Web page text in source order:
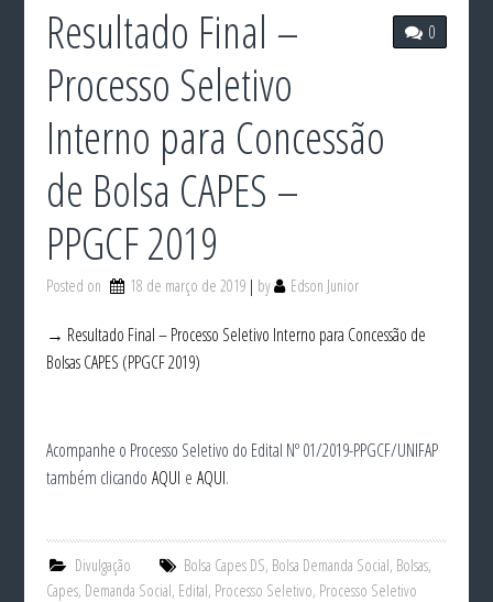
0
Resultado Final –
Processo Seletivo
Interno para Concessão
de Bolsa CAPES –
PPGCF 2019
Posted on 18 de março de 2019 by Edson Junior
→ Resultado Final – Processo Seletivo Interno para Concessão de
Bolsas CAPES (PPGCF 2019)
Acompanhe o Processo Seletivo do Edital Nº 01/2019-PPGCF/UNIFAP
também clicandoAQUI eAQUI.
Divulgação Bolsa Capes DS, Bolsa Demanda Social, Bolsas,
Capes, Demanda Social, Edital, Processo Seletivo, Processo Seletivo